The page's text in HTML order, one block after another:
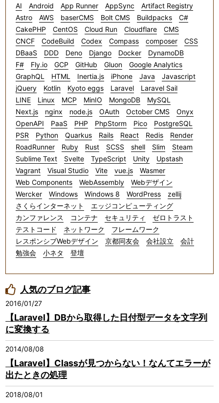
AI Android App Runner AppSync
Artifact Registry
Astro
AWS baserCMS Bolt CMS Buildpacks
C#
CakePHP
CentOS Cloud Run Cloudflare
CMS
CNCF
CodeBuild Codex Compass composer
CSS
DBaaS
DDD Deno Django Docker
DynamoDB
F#
Fly.io GCP GitHub Gluon
Google Analytics
GraphQL
HTML Inertia.js iPhone Java
Javascript
jQuery
Kotlin Kyoto eggs Laravel
Laravel Sail
LINE
Linux MCP MinIO MongoDB
MySQL
Next.js
nginx node.js OAuth October CMS
Onyx
OpenAPI
PaaS PHP PhpStorm Pico
PostgreSQL
PSR
Python Quarkus Rails React Redis
Render
RoadRunner
Ruby Rust SCSS shell Slim
Steam
Sublime Text
Svelte TypeScript Unity
Upstash
Vagrant
Visual Studio Vite vue.js
Wasmer
Web Components
WebAssembly
Webデザイン
Wercker
Windows Windows 8 WordPress
zellij
さくらインターネット
エッジコンピューティング
カンファレンス
コンテナ セキュリティ
ゼロトラスト
テストコード
ネットワーク
フレームワーク
レスポンシブWebデザイン
京都同友会 会社設立
会計
勉強会
小ネタ 登壇
人気のブログ記事
2016/01/27
【Laravel】DBから取得した日付型データを文字列
に変換する
2014/08/08
【Laravel】Classが見つからない！なんてエラーが
出たときの処理
2018/08/01